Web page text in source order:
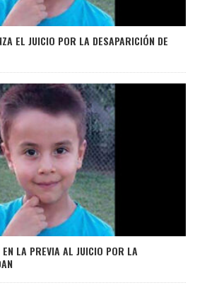
EL JUICIO POR LA DESAPARICIÓN DE
LA PREVIA AL JUICIO POR LA